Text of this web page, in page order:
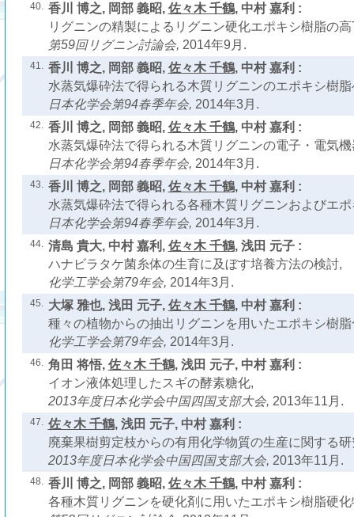
40. 香川 博之, 岡部 義昭, 佐々木 千鶴, 中村 嘉利 :
リグニンの精製によるリグニン硬化エポキシ樹脂の
第59回リグニン討論会, 2014年9月.
41. 香川 博之, 岡部 義昭, 佐々木 千鶴, 中村 嘉利 :
水蒸気爆砕法で得られる木質リグニンのエポキシ樹
日本化学会第94春季年会, 2014年3月.
42. 香川 博之, 岡部 義昭, 佐々木 千鶴, 中村 嘉利 :
水蒸気爆砕法で得られる木質リグニンの電子・電気
日本化学会第94春季年会, 2014年3月.
43. 香川 博之, 岡部 義昭, 佐々木 千鶴, 中村 嘉利 :
水蒸気爆砕法で得られる各種木質リグニンおよびエ
日本化学会第94春季年会, 2014年3月.
44. 清島 貴大, 中村 嘉利, 佐々木 千鶴, 浅田 元子 :
ハナビラタケ菌糸体の生育に及ぼす培養方法の検討,
化学工学会第79年会, 2014年3月.
45. 大塚 雅也, 浅田 元子, 佐々木 千鶴, 中村 嘉利 :
種々の植物からの抽出リグニンを用いたエポキシ樹脂
化学工学会第79年会, 2014年3月.
46. 角田 将悟, 佐々木 千鶴, 浅田 元子, 中村 嘉利 :
イオン液体処理したスギの酵素糖化,
2013年度日本化学会中国四国支部大会, 2013年11月.
47. 佐々木 千鶴, 浅田 元子, 中村 嘉利 :
廃棄果樹剪定枝からの有用化学物質の生産に関する研
2013年度日本化学会中国四国支部大会, 2013年11月.
48. 香川 博之, 岡部 義昭, 佐々木 千鶴, 中村 嘉利 :
各種木質リグニンを硬化剤に用いたエポキシ樹脂硬